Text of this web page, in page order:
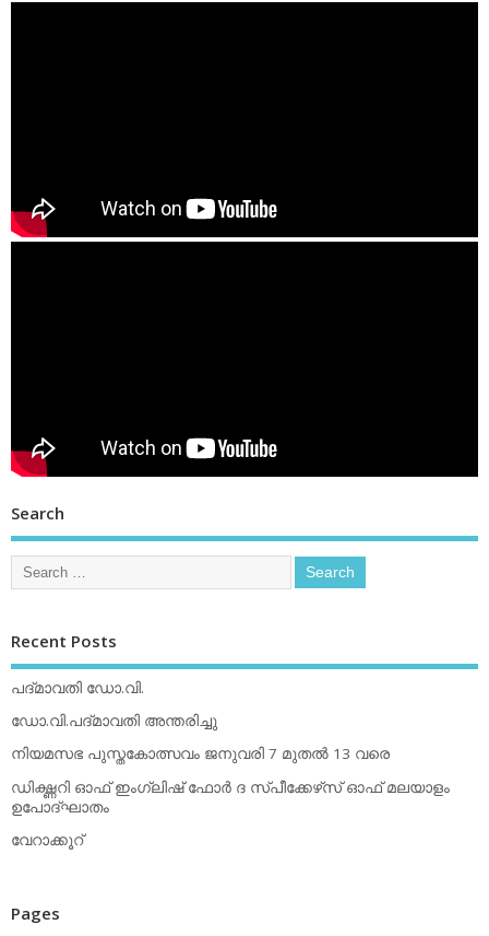
Search
Recent Posts
പദ്മാവതി ഡോ.വി.
ഡോ.വി.പദ്മാവതി അന്തരിച്ചു
നിയമസഭ പുസ്തകോത്സവം ജനുവരി 7 മുതല്‍ 13 വരെ
ഡിക്ഷ്ണറി ഓഫ് ഇംഗ്ലിഷ് ഫോര്‍ ദ സ്പീക്കേഴ്‌സ് ഓഫ് മലയാളം
ഉപോദ്ഘാതം
വേറാക്കൂറ്
Pages